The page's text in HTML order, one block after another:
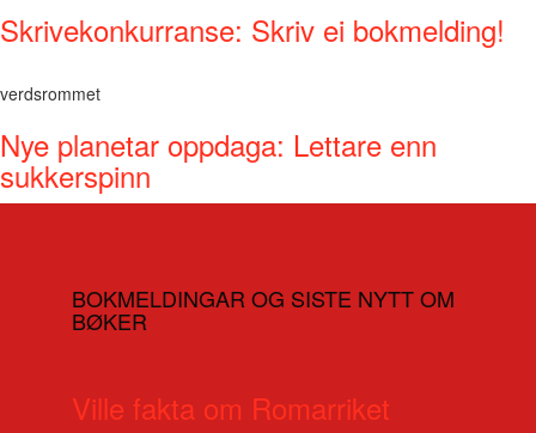
Skrivekonkurranse: Skriv ei bokmelding!
verdsrommet
Nye planetar oppdaga: Lettare enn
sukkerspinn
BOKMELDINGAR OG SISTE NYTT OM
BØKER
Ville fakta om Romarriket